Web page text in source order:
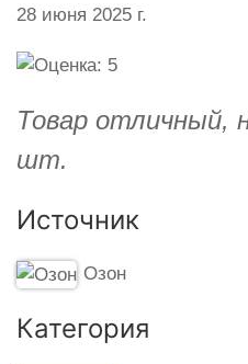
28 июня 2025 г.
Товар отличный,
шт.
Источник
Озон
Категория